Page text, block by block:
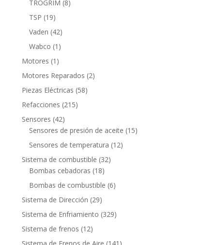
TROGRIM 88
TSP 1919
productos
Vaden 4242
productos
Wabco 1 1
producto
Motores 1 1
producto
Motores Reparados 22
Piezas Eléctricas 5858
Refacciones 215215
Sensores 4242
productos
Sensores de presión de aceite 1515
Sensores de temperatura 1212
Sistema de combustible 3232
Bombas cebadoras 1818
productos
Bombas de combustible 66
Sistema de Dirección 2929
productos
Sistema de Enfriamiento 329329
Sistema de frenos 1212
productos141